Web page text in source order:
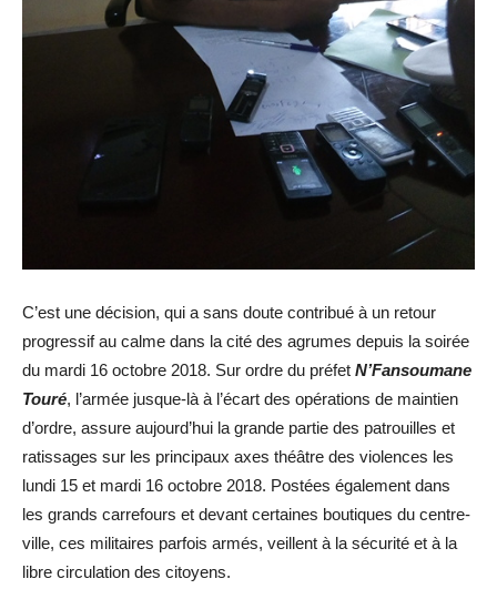
C’est une décision, qui a sans doute contribué à un retour
progressif au calme dans la cité des agrumes depuis la soirée
du mardi 16 octobre 2018. Sur ordre du préfet N’Fansoumane
Touré, l’armée jusque-là à l’écart des opérations de maintien
d’ordre, assure aujourd’hui la grande partie des patrouilles et
ratissages sur les principaux axes théâtre des violences les
lundi 15 et mardi 16 octobre 2018. Postées également dans
les grands carrefours et devant certaines boutiques du centre-
ville, ces militaires parfois armés, veillent à la sécurité et à la
libre circulation des citoyens.